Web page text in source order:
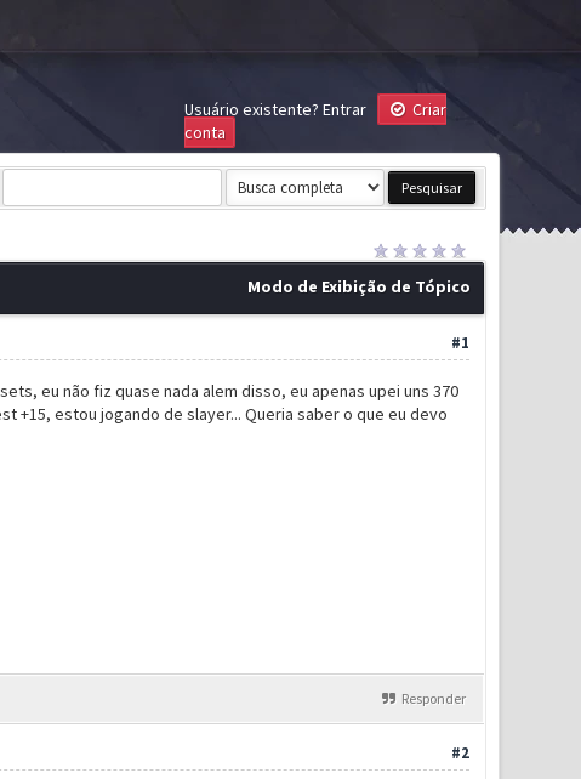
Usuário existente? Entrar
Criar
conta
Modo de Exibição de Tópico
#1
eu não fiz quase nada alem disso, eu apenas upei uns 370
+15, estou jogando de slayer... Queria saber o que eu devo
Responder
#2